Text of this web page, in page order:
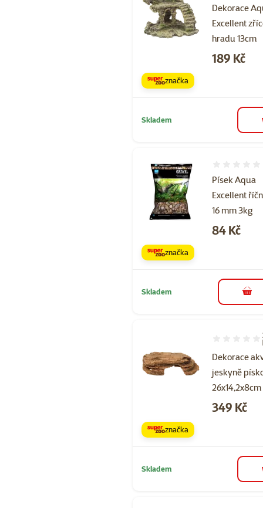
Dekorace
Excellent
hradu 13cm
Cena
189 Kč
značka
Skladem
Písek Aqua
Excellent
16 mm 3kg
Cena
84 Kč
značka
Skladem do
Dekorace
jeskyně
26x14,2x8cm
Hodnocení
Cena
349 Kč
značka
Skladem